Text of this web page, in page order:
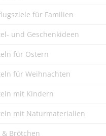
für Familien
und Geschenkideen
für Ostern
für Weihnachten
mit Kindern
mit Naturmaterialien
& Brötchen